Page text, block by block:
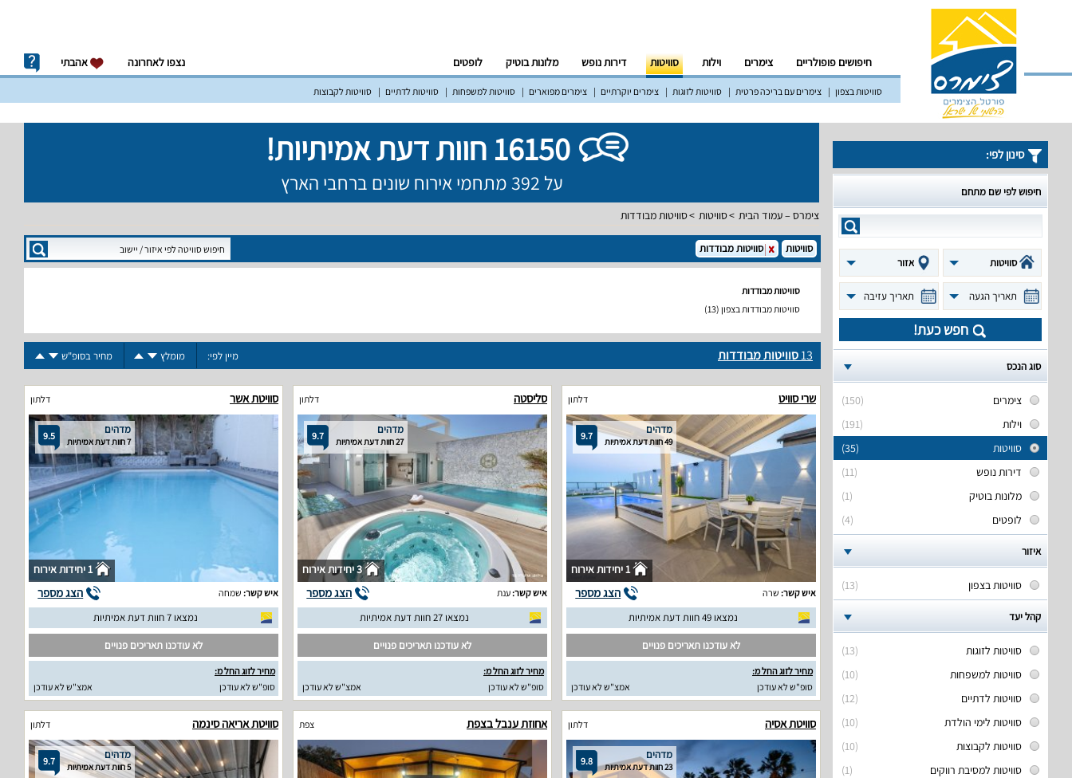
חיפושים פופולריים צימרים וילות סוויטות דירות נופש מלונות בוטיק לופטים נצפו לאחרונה אהבתי
סוויטות בצפון צימרים עם בריכה פרטית סוויטות לזוגות צימרים יוקרתיים צימרים מפוארים סוויטות למשפחות סוויטות לדתיים סוויטות לקבוצות
16150 חוות דעת אמיתיות!
על 392 מתחמי אירוח שונים ברחבי הארץ
צימרס – עמוד הבית סוויטות סוויטות מבודדות
סינון לפי:
חיפוש לפי שם מתחם
סוויטות אזור
תאריך הגעה תאריך עזיבה
חפש כעת!
סוג הנכס
(150)
צימרים
(191)
וילות
(35)
סוויטות
(11)
דירות נופש
(1)
מלונות בוטיק
(4)
לופטים
איזור
(13) סוויטות בצפון
קהל יעד
(13)
סוויטות לזוגות
(10)
סוויטות למשפחות
(12)
סוויטות לדתיים
(10)
סוויטות לימי הולדת
(10)
סוויטות לקבוצות
(1)
סוויטות למסיבת רווקים
סוויטות סוויטות מבודדות
סוויטות מבודדות
סוויטות מבודדות בצפון (13)
13סוויטות מבודדות מיין לפי: מומלץ מחיר בסופ"ש
שרי סוויט דלתון
9.7 מדהים
49 חוות דעת אמיתיות
1 יחידות אירוח
איש קשר: שרה הצג מספר
נמצאו 49 חוות דעת אמיתיות
לא עודכנו תאריכים פנויים
מחיר לזוג החל מ:
סופ"ש לא עודכן
אמצ"ש לא עודכן
סליסטה דלתון
9.7 מדהים
27 חוות דעת אמיתיות
3 יחידות אירוח
איש קשר:ענת הצג מספר
נמצאו 27 חוות דעת אמיתיות
לא עודכנו תאריכים פנויים
מחיר לזוג החל מ:
סופ"ש לא עודכן
אמצ"ש לא עודכן
סוויטת אשר דלתון
9.5 מדהים
7 חוות דעת אמיתיות
1 יחידות אירוח
איש קשר: שמחה הצג מספר
נמצאו 7 חוות דעת אמיתיות
לא עודכנו תאריכים פנויים
מחיר לזוג החל מ:
סופ"ש לא עודכן
אמצ"ש לא עודכן
סוויטת אסיה דלתון
9.8 מדהים
23 חוות דעת אמיתיות
אחוזת ענבל בצפת צפת סוויטת אריאה סינמה דלתון
9.7 מדהים
5 חוות דעת אמיתיות